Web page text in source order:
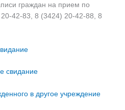
граждан на прием по
42-83, 8 (3424) 20-42-88, 8
свидание
в другое учреждение